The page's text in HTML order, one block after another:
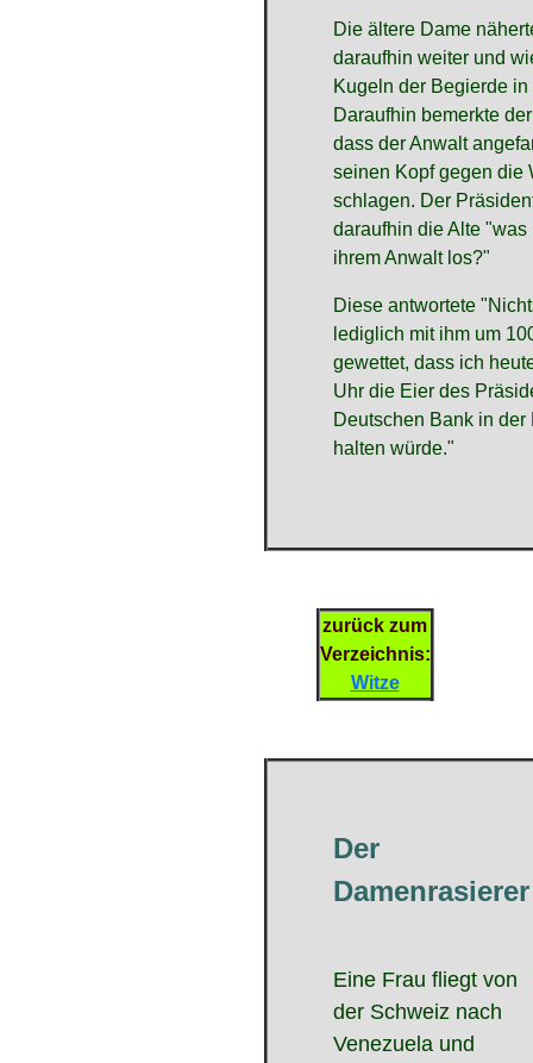
Die ältere Dame
daraufhin weiter und
Kugeln der Begierde
Daraufhin bemerkte
dass der Anwalt
seinen Kopf gegen die
schlagen. Der
daraufhin die Alte "was
ihrem Anwalt los?"
Diese antwortete
lediglich mit ihm um
gewettet, dass ich
Uhr die Eier des
Deutschen Bank in der
halten würde."
zurück zum
Verzeichnis:
Witze
Der
Damenrasierer
Eine Frau fliegt von
der Schweiz nach
Venezuela und